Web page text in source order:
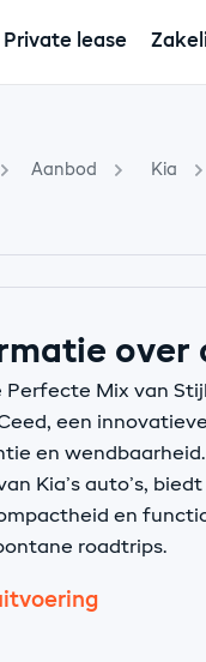
Private lease
Aanbod Kia
over
Perfecte Mix van
een
en
Kia’s auto’s,
en
roadtrips.